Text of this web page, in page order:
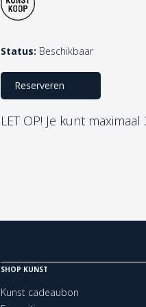
Status: Beschikbaar
Reserveren
LET OP! Je kunt
SHOP KUNST
Kunst cadeaubon